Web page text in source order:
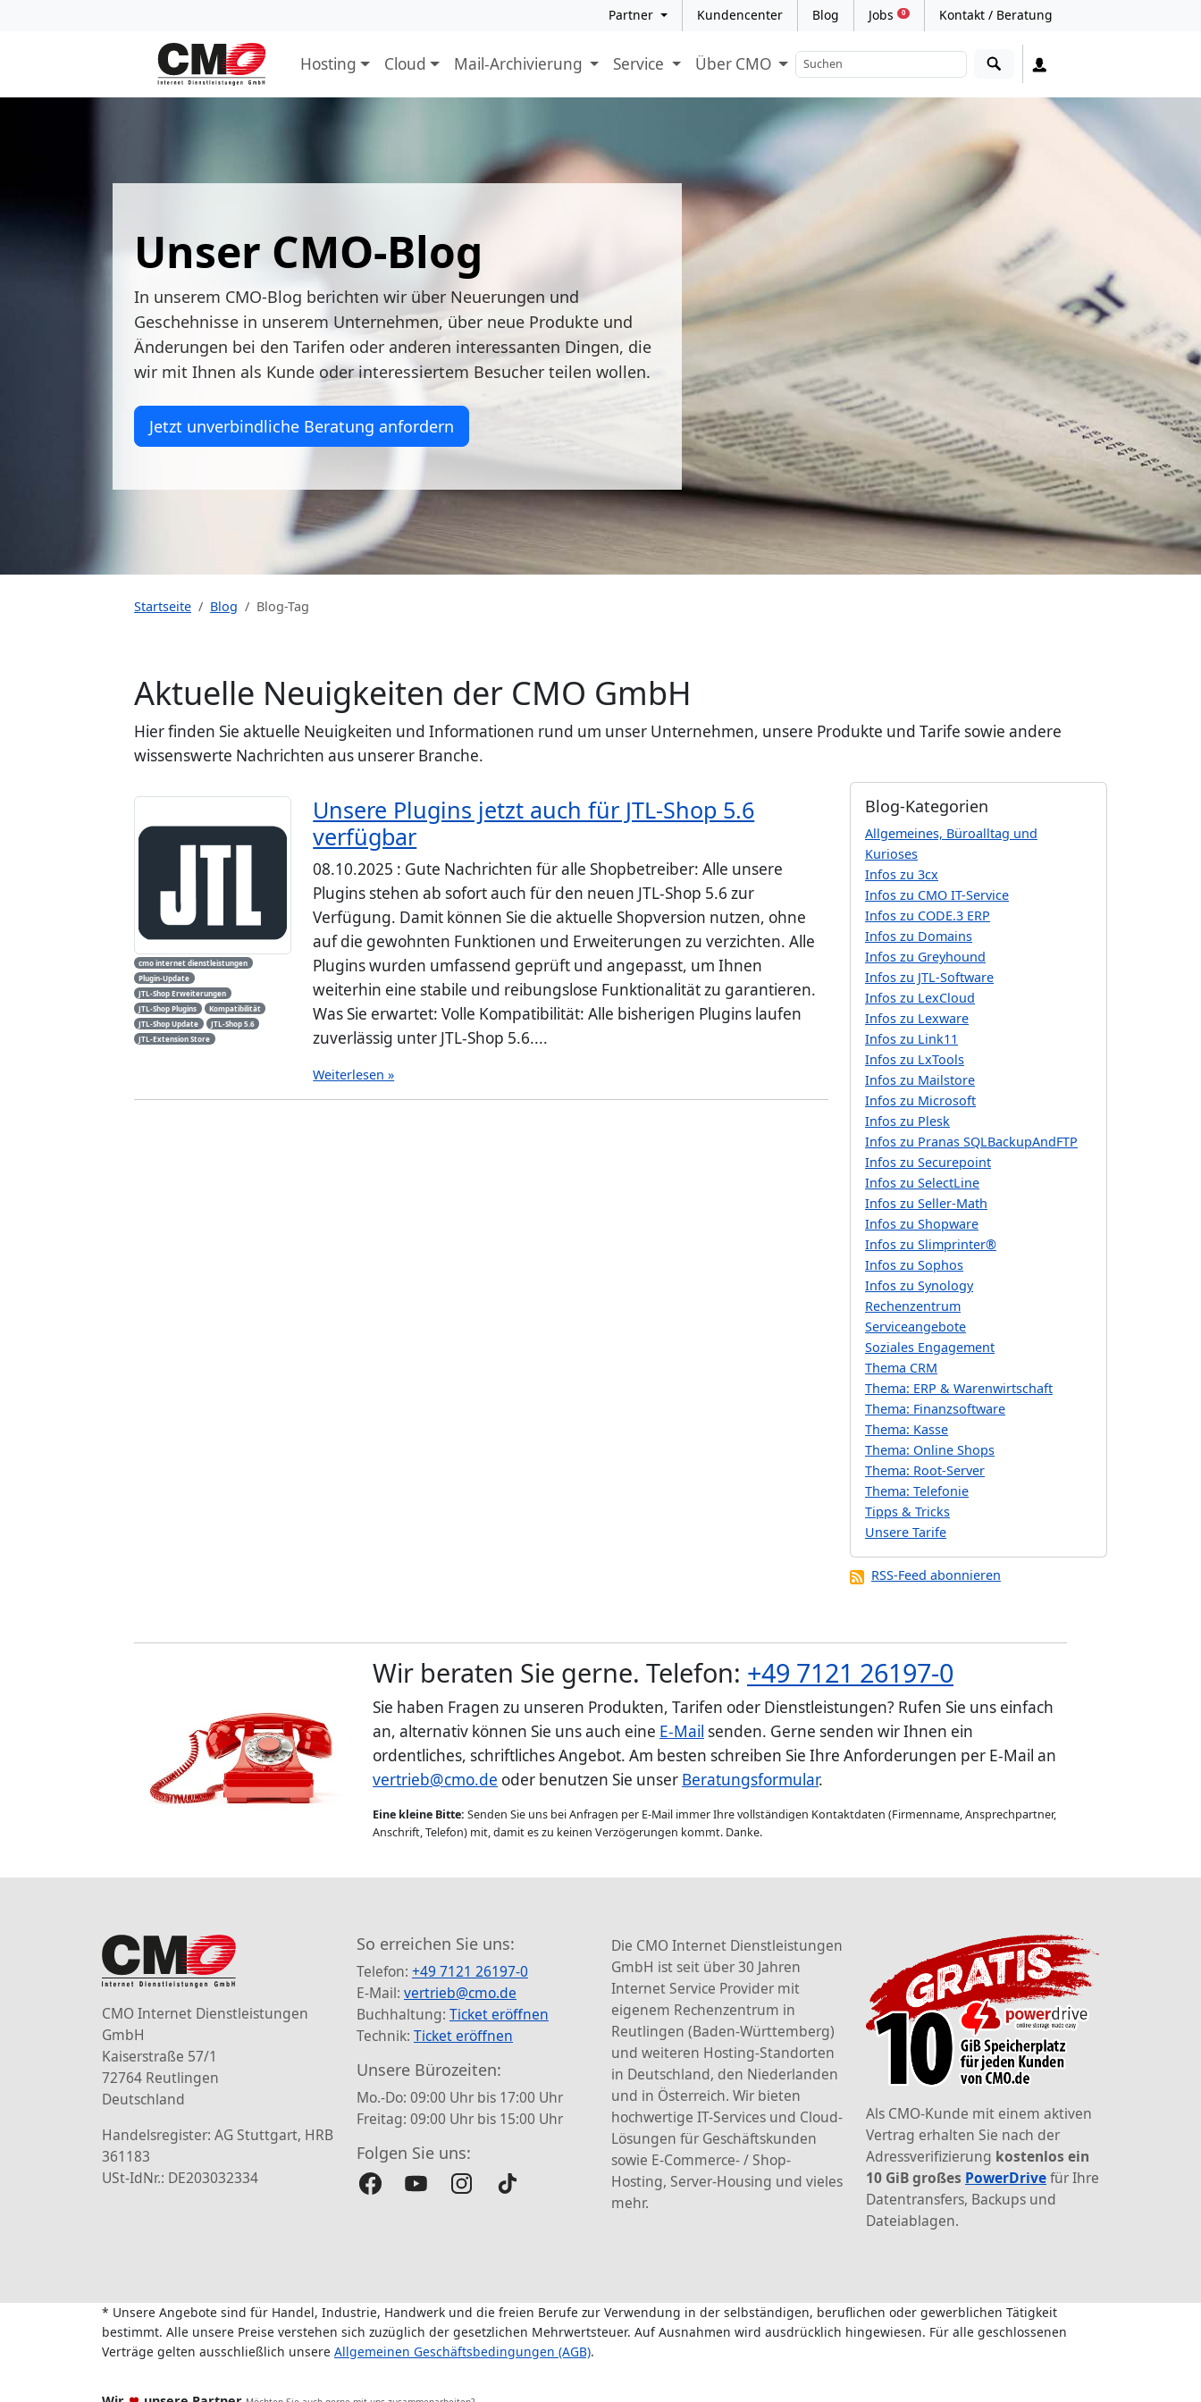
Partner Kundencenter Blog Jobs 0 Kontakt / Beratung
Hosting Cloud Mail-Archivierung Service Über CMO
Unser CMO-Blog
In unserem CMO-Blog berichten wir über Neuerungen und
Geschehnisse in unserem Unternehmen, über neue Produkte und
Änderungen bei den Tarifen oder anderen interessanten Dingen, die
wir mit Ihnen als Kunde oder interessiertem Besucher teilen wollen.
Jetzt unverbindliche Beratung anfordern
Startseite Blog Blog-Tag
Aktuelle Neuigkeiten der CMO GmbH
Hier finden Sie aktuelle Neuigkeiten und Informationen rund um unser Unternehmen, unsere Produkte und Tarife sowie andere
wissenswerte Nachrichten aus unserer Branche.
cmo internet dienstleistungen
Plugin-Update
JTL-Shop Erweiterungen
JTL-Shop Plugins
Kompatibilität
JTL-Shop Update
JTL-Shop 5.6
JTL-Extension Store
Unsere Plugins jetzt auch für JTL-Shop 5.6
verfügbar
08.10.2025 : Gute Nachrichten für alle Shopbetreiber: Alle unsere
Plugins stehen ab sofort auch für den neuen JTL-Shop 5.6 zur
Verfügung. Damit können Sie die aktuelle Shopversion nutzen, ohne
auf die gewohnten Funktionen und Erweiterungen zu verzichten. Alle
Plugins wurden umfassend geprüft und angepasst, um Ihnen
weiterhin eine stabile und reibungslose Funktionalität zu garantieren.
Was Sie erwartet: Volle Kompatibilität: Alle bisherigen Plugins laufen
zuverlässig unter JTL-Shop 5.6....
Weiterlesen »
Blog-Kategorien
Allgemeines, Büroalltag und
Kurioses
Infos zu 3cx
Infos zu CMO IT-Service
Infos zu CODE.3 ERP
Infos zu Domains
Infos zu Greyhound
Infos zu JTL-Software
Infos zu LexCloud
Infos zu Lexware
Infos zu Link11
Infos zu LxTools
Infos zu Mailstore
Infos zu Microsoft
Infos zu Plesk
Infos zu Pranas SQLBackupAndFTP
Infos zu Securepoint
Infos zu SelectLine
Infos zu Seller-Math
Infos zu Shopware
Infos zu Slimprinter®
Infos zu Sophos
Infos zu Synology
Rechenzentrum
Serviceangebote
Soziales Engagement
Thema CRM
Thema: ERP & Warenwirtschaft
Thema: Finanzsoftware
Thema: Kasse
Thema: Online Shops
Thema: Root-Server
Thema: Telefonie
Tipps & Tricks
Unsere Tarife
RSS-Feed abonnieren
Wir beraten Sie gerne. Telefon: +49 7121 26197-0
Sie haben Fragen zu unseren Produkten, Tarifen oder Dienstleistungen? Rufen Sie uns einfach
an, alternativ können Sie uns auch eine E-Mail senden. Gerne senden wir Ihnen ein
ordentliches, schriftliches Angebot. Am besten schreiben Sie Ihre Anforderungen per E-Mail an
vertrieb@cmo.de oder benutzen Sie unser Beratungsformular.
Eine kleine Bitte: Senden Sie uns bei Anfragen per E-Mail immer Ihre vollständigen Kontaktdaten (Firmenname, Ansprechpartner,
Anschrift, Telefon) mit, damit es zu keinen Verzögerungen kommt. Danke.
CMO Internet Dienstleistungen
GmbH
Kaiserstraße 57/1
72764 Reutlingen
Deutschland
Handelsregister: AG Stuttgart, HRB
361183
USt-IdNr.: DE203032334
So erreichen Sie uns:
Telefon: +49 7121 26197-0
E-Mail: vertrieb@cmo.de
Buchhaltung: Ticket eröffnen
Technik: Ticket eröffnen
Unsere Bürozeiten:
Mo.-Do: 09:00 Uhr bis 17:00 Uhr
Freitag: 09:00 Uhr bis 15:00 Uhr
Folgen Sie uns:
Die CMO Internet Dienstleistungen
GmbH ist seit über 30 Jahren
Internet Service Provider mit
eigenem Rechenzentrum in
Reutlingen (Baden-Württemberg)
und weiteren Hosting-Standorten
in Deutschland, den Niederlanden
und in Österreich. Wir bieten
hochwertige IT-Services und Cloud-
Lösungen für Geschäftskunden
sowie E-Commerce- / Shop-
Hosting, Server-Housing und vieles
mehr.
Als CMO-Kunde mit einem aktiven
Vertrag erhalten Sie nach der
Adressverifizierung kostenlos ein
10 GiB großes PowerDrivefür Ihre
Datentransfers, Backups und
Dateiablagen.
* Unsere Angebote sind für Handel, Industrie, Handwerk und die freien Berufe zur Verwendung in der selbständigen, beruflichen oder gewerblichen Tätigkeit
bestimmt. Alle unsere Preise verstehen sich zuzüglich der gesetzlichen Mehrwertsteuer. Auf Ausnahmen wird ausdrücklich hingewiesen. Für alle geschlossenen
Verträge gelten ausschließlich unsere Allgemeinen Geschäftsbedingungen (AGB).